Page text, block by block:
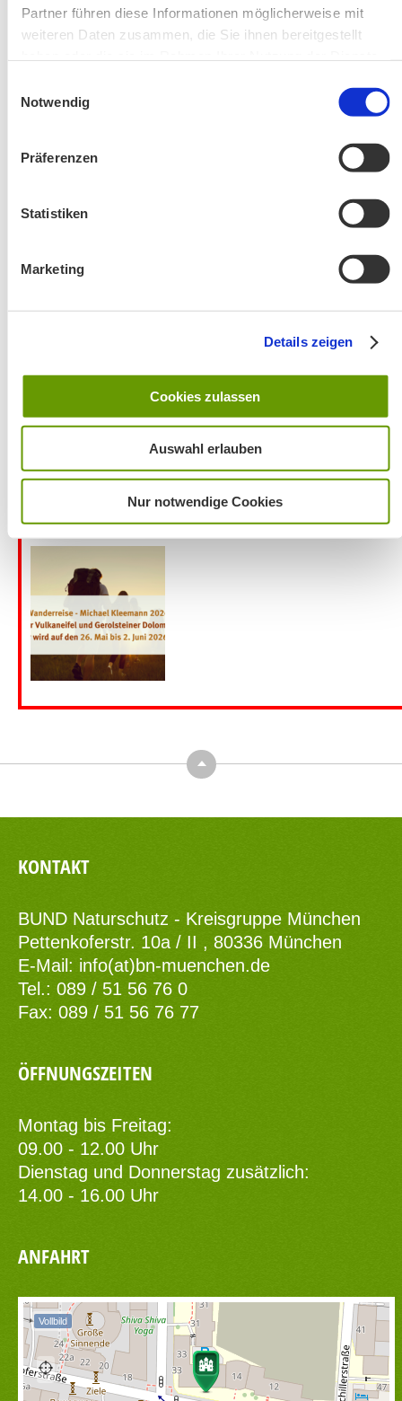
Partner führen diese Informationen möglicherweise mit
weiteren Daten zusammen, die Sie ihnen bereitgestellt
Notwendig
Präferenzen
Statistiken
Marketing
Details zeigen
Cookies zulassen
Auswahl erlauben
Nur notwendige Cookies
Änderung! Aschauer Runde: Bankerlweg – Bärnsee –
Aktuelles zu den Wanderreisen von Michael Kleemann
2026
Top
KONTAKT
BUND Naturschutz - Kreisgruppe München
Pettenkoferstr. 10a / II , 80336 München
E-Mail: info(at)bn-muenchen.de
Tel.: 089 / 51 56 76 0
Fax: 089 / 51 56 76 77
ÖFFNUNGSZEITEN
Montag bis Freitag:
09.00 - 12.00 Uhr
Dienstag und Donnerstag zusätzlich:
14.00 - 16.00 Uhr
ANFAHRT
Vollbild